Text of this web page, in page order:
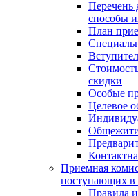
Перечень
способы
План
скидки
Особые
Целевое
Приемная
поступающих
Правила